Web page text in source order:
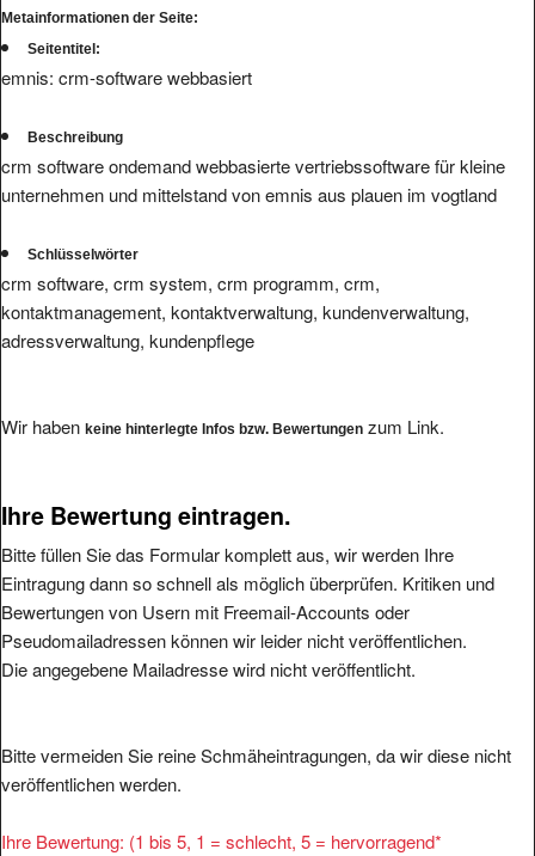
Metainformationen der Seite:
Seitentitel:
emnis: crm-software webbasiert
Beschreibung
crm software ondemand webbasierte vertriebssoftware für kleine
unternehmen und mittelstand von emnis aus plauen im vogtland
Schlüsselwörter
crm software, crm system, crm programm, crm,
kontaktmanagement, kontaktverwaltung, kundenverwaltung,
adressverwaltung, kundenpflege
Wir haben keine hinterlegte Infos bzw. Bewertungen zum Link.
Ihre Bewertung eintragen.
Bitte füllen Sie das Formular komplett aus, wir werden Ihre
Eintragung dann so schnell als möglich überprüfen. Kritiken und
Bewertungen von Usern mit Freemail-Accounts oder
Pseudomailadressen können wir leider nicht veröffentlichen.
Die angegebene Mailadresse wird nicht veröffentlicht.
Bitte vermeiden Sie reine Schmäheintragungen, da wir diese nicht
veröffentlichen werden.
Ihre Bewertung: (1 bis 5, 1 = schlecht, 5 = hervorragend*